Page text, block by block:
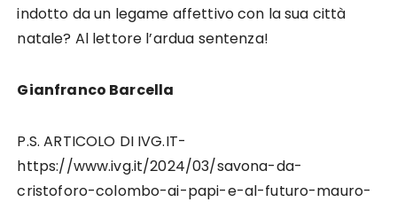
indotto da un legame affettivo con la sua città
natale? Al lettore l’ardua sentenza!
Gianfranco Barcella
P.S. ARTICOLO DI IVG.IT-
https://www.ivg.it/2024/03/savona-da-
cristoforo-colombo-ai-papi-e-al-futuro-mauro-